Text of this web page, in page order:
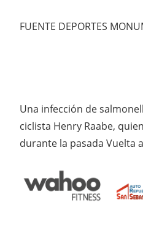
FUENTE DEPORTES
Una infección de
ciclista Henry Raabe,
durante la pasada Vuelta